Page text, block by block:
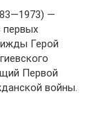
—
первых
Герой
Первой
войны.